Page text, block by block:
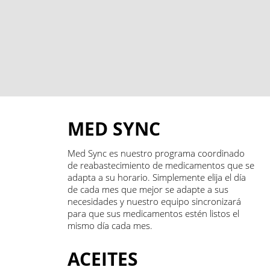
MED SYNC
Med Sync es nuestro programa coordinado
de reabastecimiento de medicamentos que se
adapta a su horario. Simplemente elija el día
de cada mes que mejor se adapte a sus
necesidades y nuestro equipo sincronizará
para que sus medicamentos estén listos el
mismo día cada mes.
ACEITES